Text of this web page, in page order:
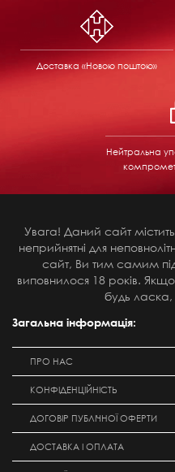
Доставка «Новою поштою»
Нейтральна
Увага! Даний сайт
неприйнятні для
сайт, Ви тим самим
виповнилося 18 років.
будь ласка,
Загальна інформація:
ПРО НАС
КОНФІДЕНЦІЙНІСТЬ
ДОГОВІР ПУБЛІЧНОЇ ОФЕРТИ
ДОСТАВКА І ОПЛАТА